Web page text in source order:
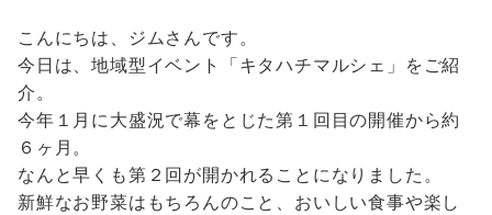
こんにちは、ジムさんです。
今日は、地域型イベント「キタハチマルシェ」をご紹
介。
今年１月に大盛況で幕をとじた第１回目の開催から約
６ヶ月。
なんと早くも第２回が開かれることになりました。
新鮮なお野菜はもちろんのこと、おいしい食事や楽し